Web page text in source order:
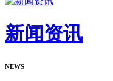
新闻资讯
NEWS